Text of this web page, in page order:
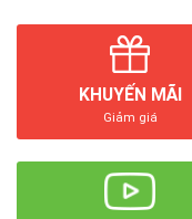
KHUYẾN MÃI
Giảm giá